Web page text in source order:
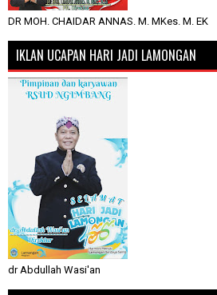
DR MOH. CHAIDAR ANNAS. M. MKes. M. EK
IKLAN UCAPAN HARI JADI LAMONGAN
dr Abdullah Wasi'an